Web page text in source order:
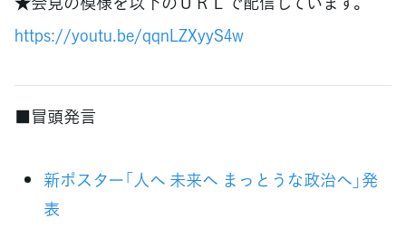
https://youtu.be/qqnLZXyyS4w
■冒頭発言
新ポスター「人へ 未来へ まっとうな政治へ」発
表